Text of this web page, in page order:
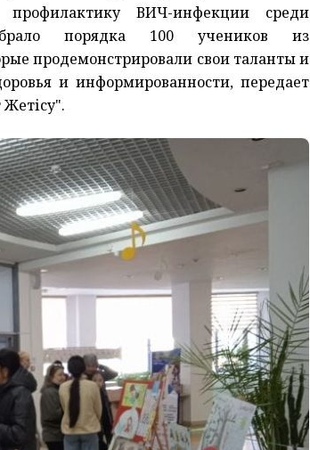
ВИЧ-инфекции среди
порядка 100 учеников из
продемонстрировали свои таланты и
и информированности, передает
Жетісу".